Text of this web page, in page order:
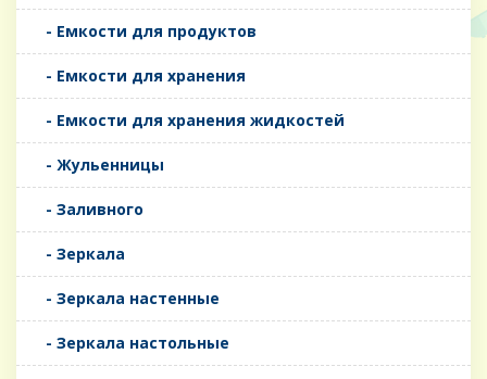
- Емкости для продуктов
- Емкости для хранения
- Емкости для хранения жидкостей
- Жульенницы
- Заливного
- Зеркала
- Зеркала настенные
- Зеркала настольные